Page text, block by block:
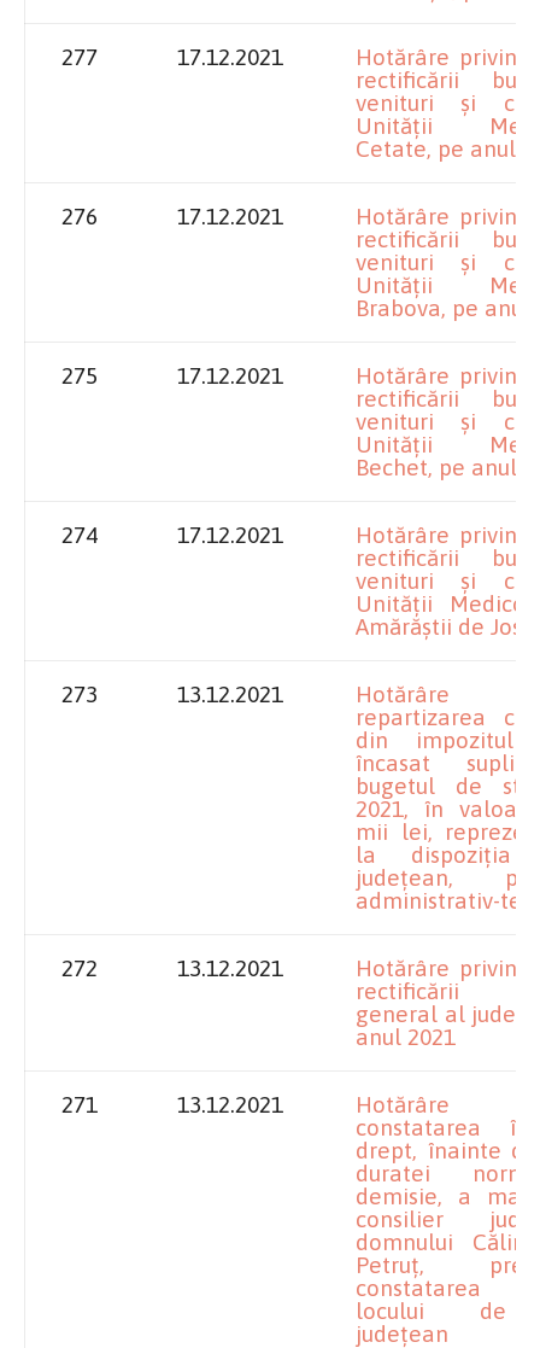
277 17.12.2021
Hotărâre privind
rectificării
venituri și
Unității
Cetate, pe anul
276 17.12.2021
Hotărâre privind
rectificării
venituri și
Unității
Brabova, pe anul
275 17.12.2021
Hotărâre privind
rectificării
venituri și
Unității
Bechet, pe anul
274 17.12.2021
Hotărâre privind
rectificării
venituri și
Unității Medico
Amărăștii de Jos
273 13.12.2021
Hotărâre
repartizarea
din impozitul
încasat
bugetul de
2021, în
mii lei,
la dispoziţia
judeţean,
administrativ-
272 13.12.2021
Hotărâre privind
rectificării
general al
anul 2021
271 13.12.2021
Hotărâre
constatarea
drept, înainte
duratei
demisie, a
consilier
domnului
Petruț,
constatarea
locului de
județean